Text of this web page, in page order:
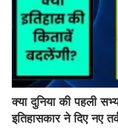
क्या दुनिया की पहली
इतिहासकार ने दिए नए